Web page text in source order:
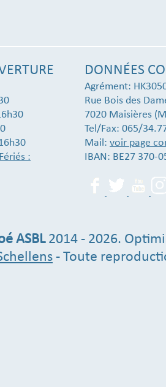
:
DONNÉES
Agrément:
Rue Bois des
7020 Maisières
Tel/Fax: 065/
Mail: voir page
IBAN: BE27 370-
ASBL2014 - 2026.
- Toute